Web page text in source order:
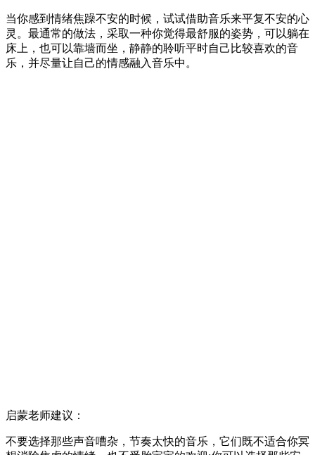
当你感到情绪焦躁不安的时候，试试借助音乐来平复不安的心
灵。最通常的做法，采取一种你觉得最舒服的姿势，可以躺在
床上，也可以靠墙而坐，静静的聆听平时自己比较喜欢的音
乐，并尽量让自己的情感融入音乐中。
启蒙老师建议：
不要选择那些声音嘈杂，节奏太快的音乐，它们既不适合你冥